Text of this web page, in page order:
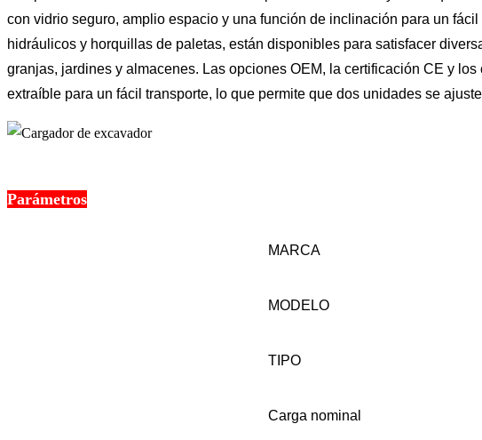
con vidrio seguro, amplio espacio y una función de inclinación para un
hidráulicos y horquillas de paletas, están disponibles para satisfacer
granjas, jardines y almacenes. Las opciones OEM, la certificación CE y
extraíble para un fácil transporte, lo que permite que dos unidades se
Parámetros
MARCA
MODELO
TIPO
Carga nominal